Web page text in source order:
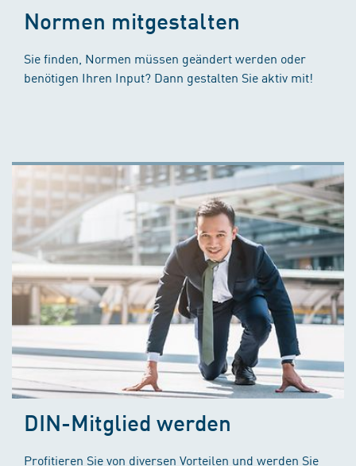
Normen mitgestalten
Sie finden, Normen müssen geändert werden oder
benötigen Ihren Input? Dann gestalten Sie aktiv mit!
DIN-Mitglied werden
Profitieren Sie von diversen Vorteilen und werden Sie